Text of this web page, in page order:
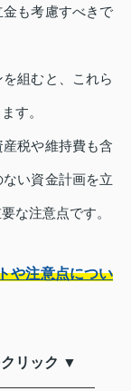
も考慮すべきで
組むと、これら
す。
税や維持費も含
い資金計画を立
な注意点です。
や注意点につい
リック ▼